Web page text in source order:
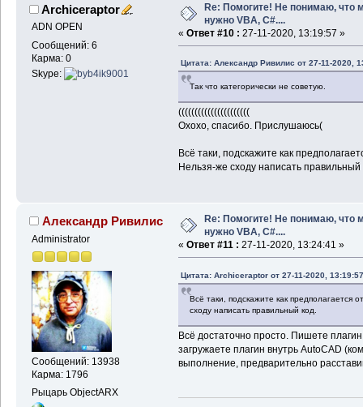
Archiceraptor
ADN OPEN
Сообщений: 6
Карма: 0
Skype:
Re: Помогите! Не понимаю, что
нужно VBA, C#....
« Ответ #10 : 27-11-2020, 13:19:57 »
Цитата: Александр Ривилис от 27-11-2020,
Так что категорически не советую.
((((((((((((((((((((((
Охохо, спасибо. Прислушаюсь(
Всё таки, подскажите как
Нельзя-же сходу написать правильный
Александр Ривилис
Administrator
Сообщений: 13938
Карма: 1796
Рыцарь ObjectARX
Re: Помогите! Не понимаю, что
нужно VBA, C#....
« Ответ #11 : 27-11-2020, 13:24:41 »
Цитата: Archiceraptor от 27-11-2020, 13:19:57
Всё таки, подскажите как предполагается
сходу написать правильный код.
Всё достаточно просто. Пишете
загружаете плагин внутрь AutoCAD
выполнение, предварительно